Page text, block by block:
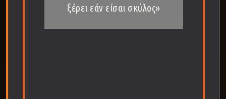
ξέρει εάν είσαι σκύλος»